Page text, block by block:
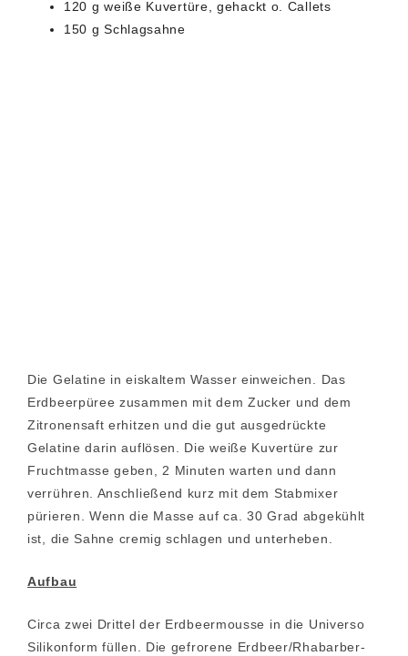
120 g weiße Kuvertüre, gehackt o. Callets
150 g Schlagsahne
Die Gelatine in eiskaltem Wasser einweichen. Das
Erdbeerpüree zusammen mit dem Zucker und dem
Zitronensaft erhitzen und die gut ausgedrückte
Gelatine darin auflösen. Die weiße Kuvertüre zur
Fruchtmasse geben, 2 Minuten warten und dann
verrühren. Anschließend kurz mit dem Stabmixer
pürieren. Wenn die Masse auf ca. 30 Grad abgekühlt
ist, die Sahne cremig schlagen und unterheben.
Aufbau
Circa zwei Drittel der Erdbeermousse in die Universo
Silikonform füllen. Die gefrorene Erdbeer/Rhabarber-